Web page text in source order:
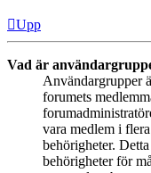
Upp
Vad är
Användargrupper
forumets
vara medlem i
behörigheter.
behörigheter för